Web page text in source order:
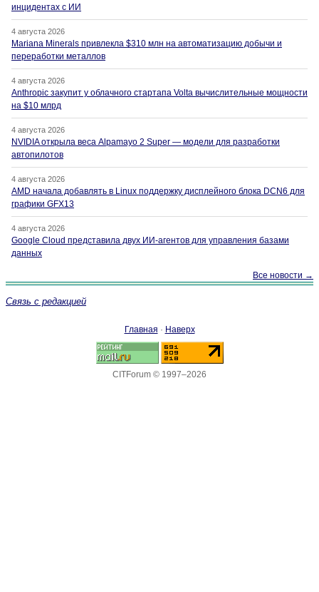
инцидентах с ИИ
4 августа 2026
Mariana Minerals привлекла $310 млн на автоматизацию добычи и
переработки металлов
4 августа 2026
Anthropic закупит у облачного стартапа Volta вычислительные мощности
на $10 млрд
4 августа 2026
NVIDIA открыла веса Alpamayo 2 Super — модели для разработки
автопилотов
4 августа 2026
AMD начала добавлять в Linux поддержку дисплейного блока DCN6 для
графики GFX13
4 августа 2026
Google Cloud представила двух ИИ-агентов для управления базами
данных
Все новости →
Связь с редакцией
Главная · Наверх
CITForum © 1997–2026